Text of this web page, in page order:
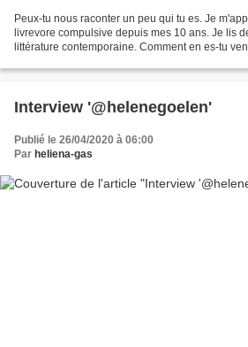
Peux-tu nous raconter un peu qui tu es. Je
livrevore compulsive depuis mes 10 ans. Je lis
littérature contemporaine. Comment en es-tu
Interview '@helenegoelen'
Publié le 26/04/2020 à 06:00
Par heliena-gas